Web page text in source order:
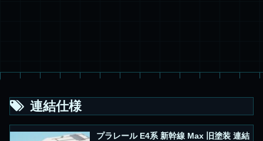
連結仕様
プラレール E4系 新幹線 Max 旧塗装 連結